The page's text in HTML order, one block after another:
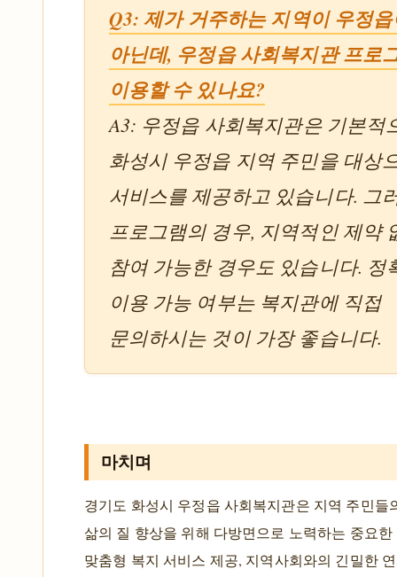
Q3: 제가 거주하는 지역이 우정
아닌데, 우정읍 사회복지관 프로
이용할 수 있나요?
A3: 우정읍 사회복지관은 기본적
화성시 우정읍 지역 주민을 대상
서비스를 제공하고 있습니다. 그
프로그램의 경우, 지역적인 제약
참여 가능한 경우도 있습니다. 정
이용 가능 여부는 복지관에 직접
문의하시는 것이 가장 좋습니다.
마치며
경기도 화성시 우정읍 사회복지관은 지역 주민들
삶의 질 향상을 위해 다방면으로 노력하는 중요
맞춤형 복지 서비스 제공, 지역사회와의 긴밀한